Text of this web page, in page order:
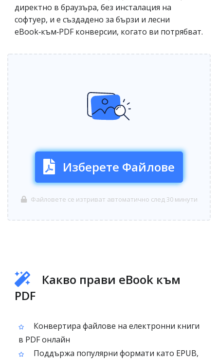
директно в браузъра, без инсталация на
софтуер, и е създадено за бързи и лесни
eBook‑към‑PDF конверсии, когато ви потрябват.
Изберете Файлове
Файловете се изтриват автоматично след 30 минути
Какво прави eBook към
PDF
Конвертира файлове на електронни книги
в PDF онлайн
Поддържа популярни формати като EPUB,